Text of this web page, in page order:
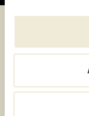
Suivez-
Inscrivez-vous